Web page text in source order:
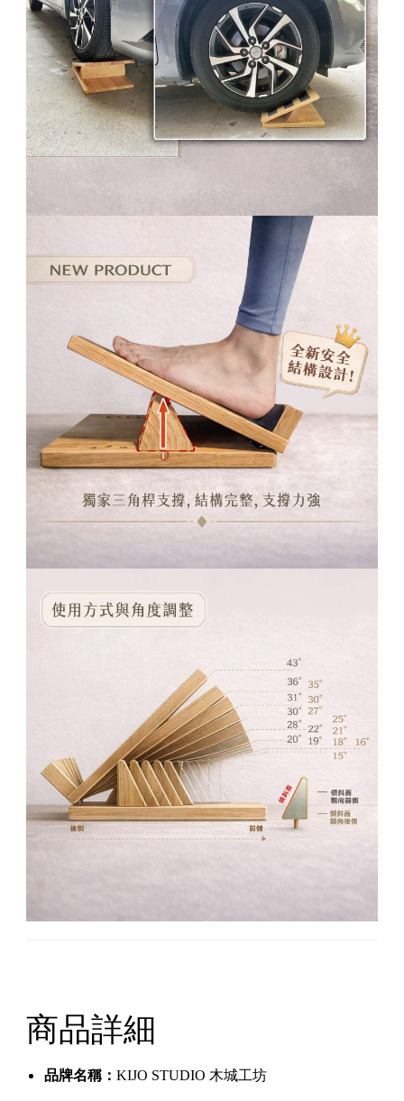
商品詳細
品牌名稱： KIJO STUDIO 木城工坊